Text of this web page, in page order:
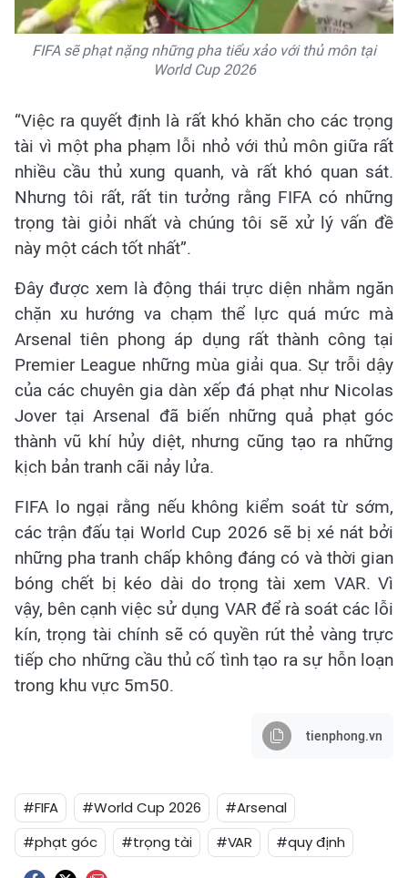
FIFA sẽ phạt nặng những pha tiểu xảo với thủ môn tại
World Cup 2026
“Việc ra quyết định là rất khó khăn cho các trọng
tài vì một pha phạm lỗi nhỏ với thủ môn giữa rất
nhiều cầu thủ xung quanh, và rất khó quan sát.
Nhưng tôi rất, rất tin tưởng rằng FIFA có những
trọng tài giỏi nhất và chúng tôi sẽ xử lý vấn đề
này một cách tốt nhất”.
Đây được xem là động thái trực diện nhằm ngăn
chặn xu hướng va chạm thể lực quá mức mà
Arsenal tiên phong áp dụng rất thành công tại
Premier League những mùa giải qua. Sự trỗi dậy
của các chuyên gia dàn xếp đá phạt như Nicolas
Jover tại Arsenal đã biến những quả phạt góc
thành vũ khí hủy diệt, nhưng cũng tạo ra những
kịch bản tranh cãi nảy lửa.
FIFA lo ngại rằng nếu không kiểm soát từ sớm,
các trận đấu tại World Cup 2026 sẽ bị xé nát bởi
những pha tranh chấp không đáng có và thời gian
bóng chết bị kéo dài do trọng tài xem VAR. Vì
vậy, bên cạnh việc sử dụng VAR để rà soát các lỗi
kín, trọng tài chính sẽ có quyền rút thẻ vàng trực
tiếp cho những cầu thủ cố tình tạo ra sự hỗn loạn
trong khu vực 5m50.
tienphong.vn
#FIFA #World Cup 2026
#Arsenal
#phạt góc
#trọng tài #VAR #quy định